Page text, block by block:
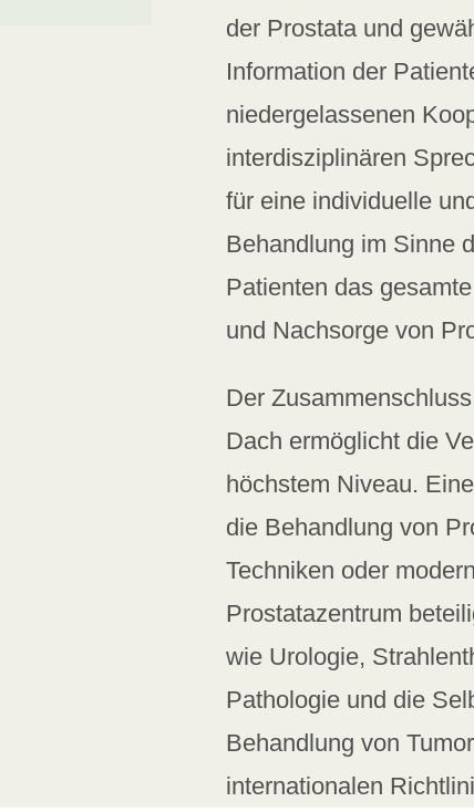
der Prostata und
Information der
niedergelassenen
interdisziplinären
für eine individuelle
Behandlung im Sinne
Patienten das
und Nachsorge von
Der
Dach ermöglicht die
höchstem Niveau.
die Behandlung von
Techniken oder
Prostatazentrum
wie Urologie,
Pathologie und die
Behandlung von
internationalen